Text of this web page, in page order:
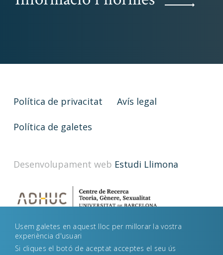
Política de privacitat Avís legal
Política de galetes
Desenvolupament web Estudi Llimona
Usem galetes en aquest lloc per millorar la vostra
experiència d'usuari
Si cliques el botó de aceptat acceptes el seu ús